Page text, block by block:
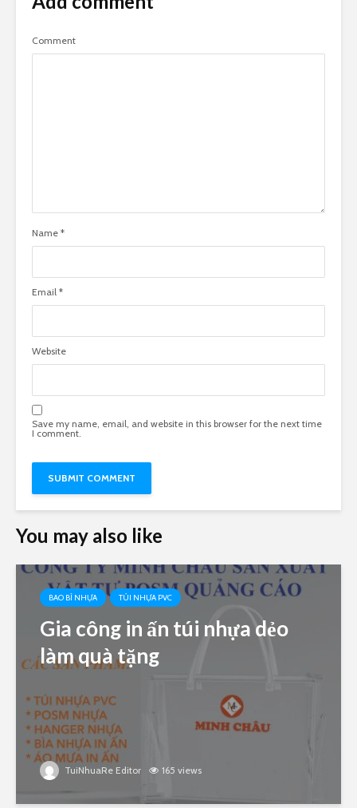
Comment
Name *
Email *
Website
Save my name, email, and website in this browser for the next time
I comment.
You may also like
BAO BÌ NHỰA TÚI NHỰA PVC
Gia công in ấn túi nhựa dẻo
làm quà tặng
TuiNhuaRe Editor 165 views